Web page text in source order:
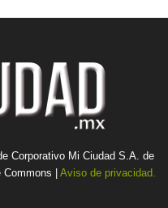
Corporativo Mi Ciudad S.A. de
| Aviso de privacidad.